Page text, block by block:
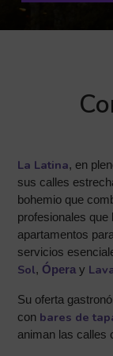
La Latina, en
sus calles
bohemio que
profesionales
apartamentos
servicios
Sol, Ópera y
Su oferta
con bares de
animan las calles